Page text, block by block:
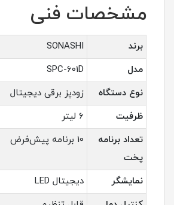
مشخصات فنی
برند
SONASHI
مدل
SPC-601D
نوع دستگاه
زودپز برقی دیجیتال
ظرفیت
6 لیتر
تعداد برنامه
پخت
10 برنامه پیش‌فرض
نمایشگر
دیجیتال LED